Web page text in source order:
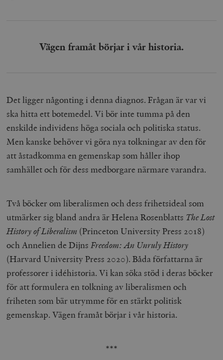
Vägen framåt börjar i vår historia.
Det ligger någonting i denna diagnos. Frågan är var vi
ska hitta ett botemedel. Vi bör inte tumma på den
enskilde individens höga sociala och politiska status.
Men kanske behöver vi göra nya tolkningar av den för
att åstadkomma en gemenskap som håller ihop
samhället och för dess medborgare närmare varandra.
Två böcker om liberalismen och dess frihetsideal som
utmärker sig bland andra är Helena Rosenblatts The Lost
History of Liberalism (Princeton University Press 2018)
och Annelien de DijnsFreedom: An Unruly History
(Harvard University Press 2020). Båda författarna är
professorer i idéhistoria. Vi kan söka stöd i deras böcker
för att formulera en tolkning av liberalismen och
friheten som bär utrymme för en stärkt politisk
gemenskap. Vägen framåt börjar i vår historia.
***